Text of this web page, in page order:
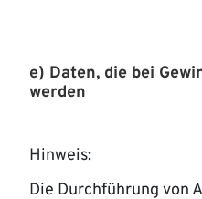
e) Daten, die bei
werden
Hinweis:
Die Durchführung von